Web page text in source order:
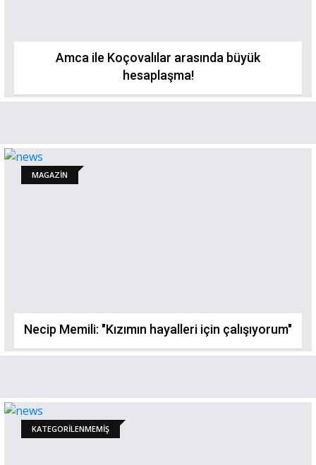
Amca ile Koçovalılar arasında büyük
hesaplaşma!
MAGAZİN
Necip Memili: "Kızımın hayalleri için çalışıyorum"
KATEGORILENMEMIŞ